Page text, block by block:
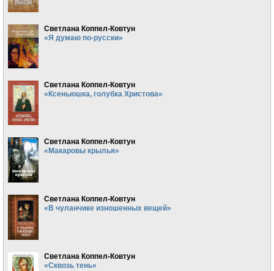
Светлана Коппел-Ковтун
«Я думаю по-русски»
Светлана Коппел-Ковтун
«Ксеньюшка, голубка Христова»
Светлана Коппел-Ковтун
«Макаровы крылья»
Светлана Коппел-Ковтун
«В чуланчике изношенных вещей»
Светлана Коппел-Ковтун
«Сквозь тень»